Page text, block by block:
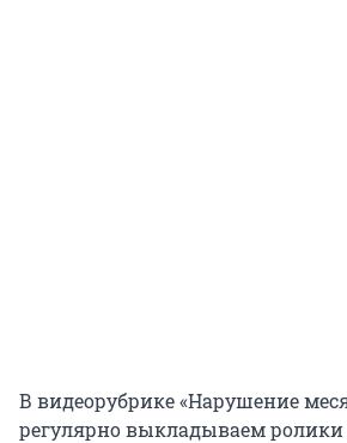
В видеорубрике «Нарушение
регулярно выкладываем ролики